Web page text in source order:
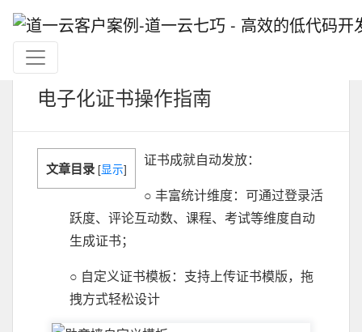
电子化证书操作指南
文章目录 [显示]
证书成就自动发放：
○ 丰富统计维度：可通过登录活
跃度、评论互动数、课程、考试等维度自动
生成证书；
○ 自定义证书模板：支持上传证书模版，拖
拽方式轻松设计